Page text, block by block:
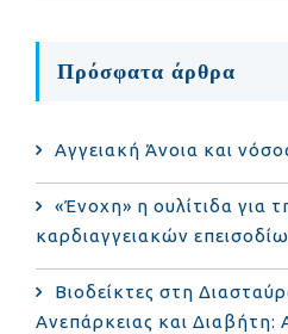
Πρόσφατα άρθρα
Αγγειακή Άνοια και
«Ένοχη» η ουλίτιδα για
καρδιαγγειακών
Βιοδείκτες στη
Ανεπάρκειας και